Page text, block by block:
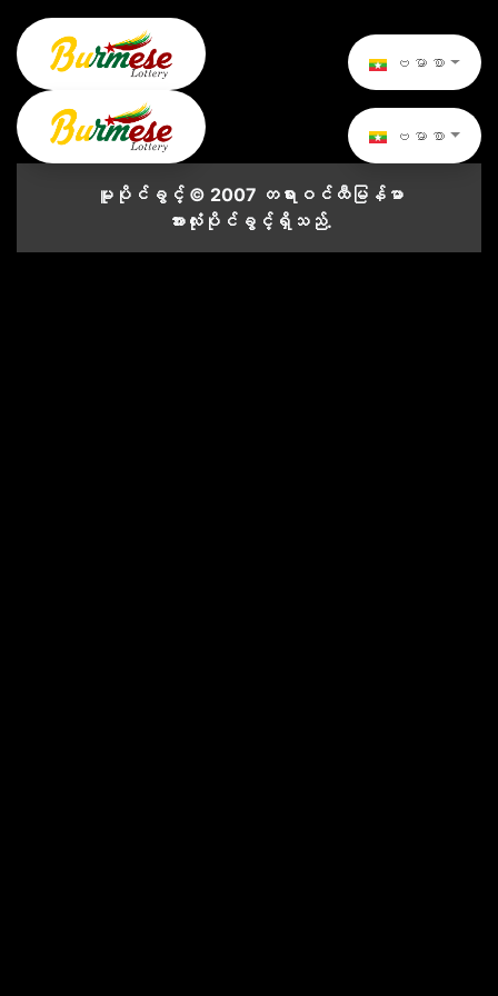
ဗမာစာ
ဗမာစာ
မူပိုင်ခွင့် © 2007 တရားဝင်ထီမြန်မာ
အားလုံးပိုင်ခွင့်ရှိသည်.